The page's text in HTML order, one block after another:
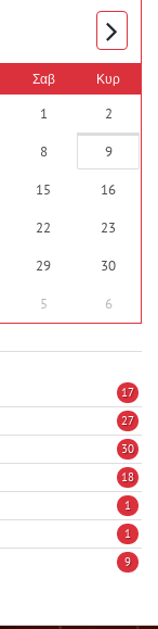
Σαβ Κυρ
1 2
8 9
15 16
22 23
29 30
5 6
17
27
30
18
1
1
9